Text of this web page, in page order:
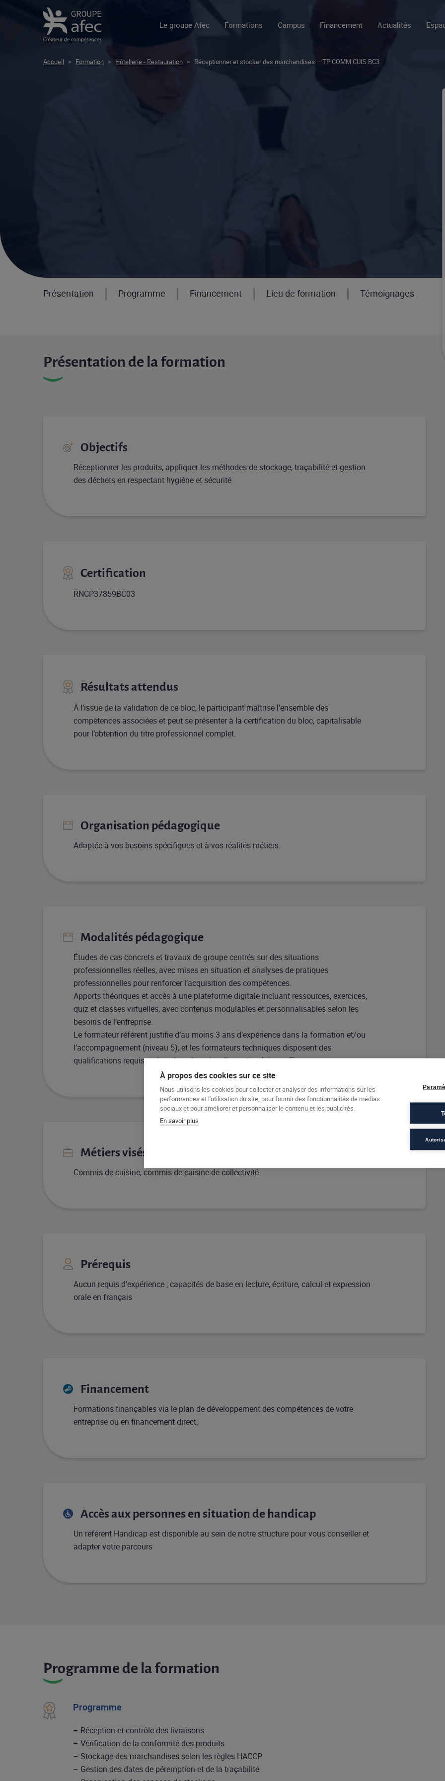
Le groupe Afec Formations Campus Financement Actualités
Accueil > Formation > Hôtellerie - Restauration > Réceptionner et stocker des marchandises – TP COMM CUIS BC3
Présentation Programme Financement Lieu de formation Témoignages
Présentation de la formation
Objectifs
Réceptionner les produits, appliquer les méthodes de stockage, traçabilité et gestion
des déchets en respectant hygiène et sécurité
Certification
RNCP37859BC03
Résultats attendus
À l’issue de la validation de ce bloc, le participant maîtrise l’ensemble des
compétences associées et peut se présenter à la certification du bloc, capitalisable
pour l’obtention du titre professionnel complet.
Organisation pédagogique
Adaptée à vos besoins spécifiques et à vos réalités métiers.
Modalités pédagogique
Études de cas concrets et travaux de groupe centrés sur des situations
professionnelles réelles, avec mises en situation et analyses de pratiques
professionnelles pour renforcer l’acquisition des compétences.
Apports théoriques et accès à une plateforme digitale incluant ressources, exercices,
quiz et classes virtuelles, avec contenus modulables et personnalisables selon les
besoins de l’entreprise.
Le formateur référent justifie d’au moins 3 ans d’expérience dans la formation et/ou
l’accompagnement (niveau 5), et les formateurs techniques disposent des
qualifications requises dans leur domaine d’expertise (niveau 5).
Métiers visés
Commis de cuisine, commis de cuisine de collectivité
Prérequis
Aucun requis d’expérience ; capacités de base en lecture, écriture, calcul et expression
orale en français
Financement
Formations finançables via le plan de développement des compétences de votre
entreprise ou en financement direct.
Accès aux personnes en situation de handicap
Un référent Handicap est disponible au sein de notre structure pour vous conseiller et
adapter votre parcours
Programme de la formation
Programme
– Réception et contrôle des livraisons
– Vérification de la conformité des produits
– Stockage des marchandises selon les règles HACCP
– Gestion des dates de péremption et de la traçabilité
À propos des cookies sur ce site
Nous utilisons les cookies pour collecter et analyser des informations sur les
performances et l'utilisation du site, pour fournir des fonctionnalités de médias
sociaux et pour améliorer et personnaliser le contenu et les publicités.
En savoir plus